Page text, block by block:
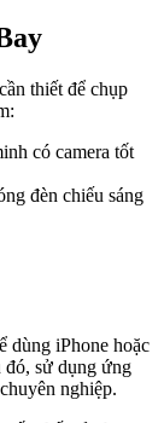
thiết để chụp
có camera tốt
đèn chiếu sáng
dùng iPhone hoặc
đó, sử dụng ứng
nghiệp.